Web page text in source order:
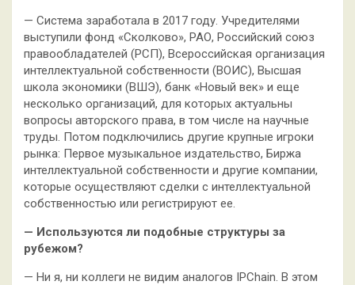
— Система заработала в 2017 году. Учредителями
выступили фонд «Сколково», РАО, Российский союз
правообладателей (РСП), Всероссийская организация
интеллектуальной собственности (ВОИС), Высшая
школа экономики (ВШЭ), банк «Новый век» и еще
несколько организаций, для которых актуальны
вопросы авторского права, в том числе на научные
труды. Потом подключились другие крупные игроки
рынка: Первое музыкальное издательство, Биржа
интеллектуальной собственности и другие компании,
которые осуществляют сделки с интеллектуальной
собственностью или регистрируют ее.
— Используются ли подобные структуры за
рубежом?
— Ни я, ни коллеги не видим аналогов IPChain. В этом